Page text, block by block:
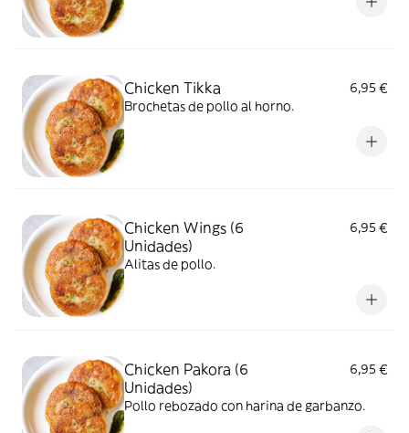
Chicken Tikka
6,95 €
Brochetas de pollo al horno.
Chicken Wings (6
Unidades)
6,95 €
Alitas de pollo.
Chicken Pakora (6
Unidades)
6,95 €
Pollo rebozado con harina de garbanzo.